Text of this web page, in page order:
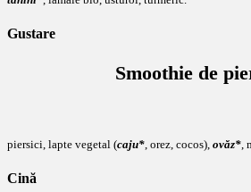
Gustare
Smoothie de
piersici, lapte vegetal (caju* , orez, cocos), ovăz*
Cină